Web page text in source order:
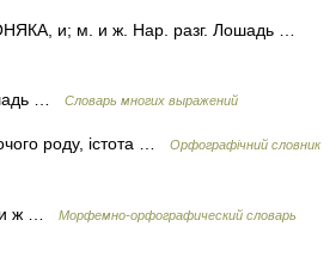
и; м. и ж. Нар. разг. Лошадь …
… Словарь многих выражений
роду, істота …
Орфографічний словник
и ж … Морфемно-орфографический словарь